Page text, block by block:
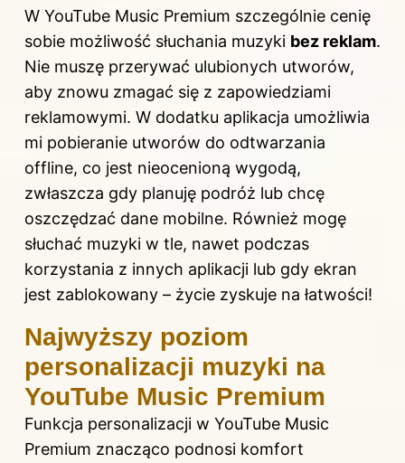
W YouTube Music Premium szczególnie cenię
sobie możliwość słuchania muzyki bez reklam.
Nie muszę przerywać ulubionych utworów,
aby znowu zmagać się z zapowiedziami
reklamowymi. W dodatku aplikacja umożliwia
mi pobieranie utworów do odtwarzania
offline, co jest nieocenioną wygodą,
zwłaszcza gdy planuję podróż lub chcę
oszczędzać dane mobilne. Również mogę
słuchać muzyki w tle, nawet podczas
korzystania z innych aplikacji lub gdy ekran
jest zablokowany – życie zyskuje na łatwości!
Najwyższy poziom
personalizacji muzyki na
YouTube Music Premium
Funkcja personalizacji w YouTube Music
Premium znacząco podnosi komfort